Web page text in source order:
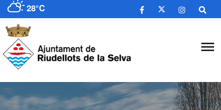
28°C